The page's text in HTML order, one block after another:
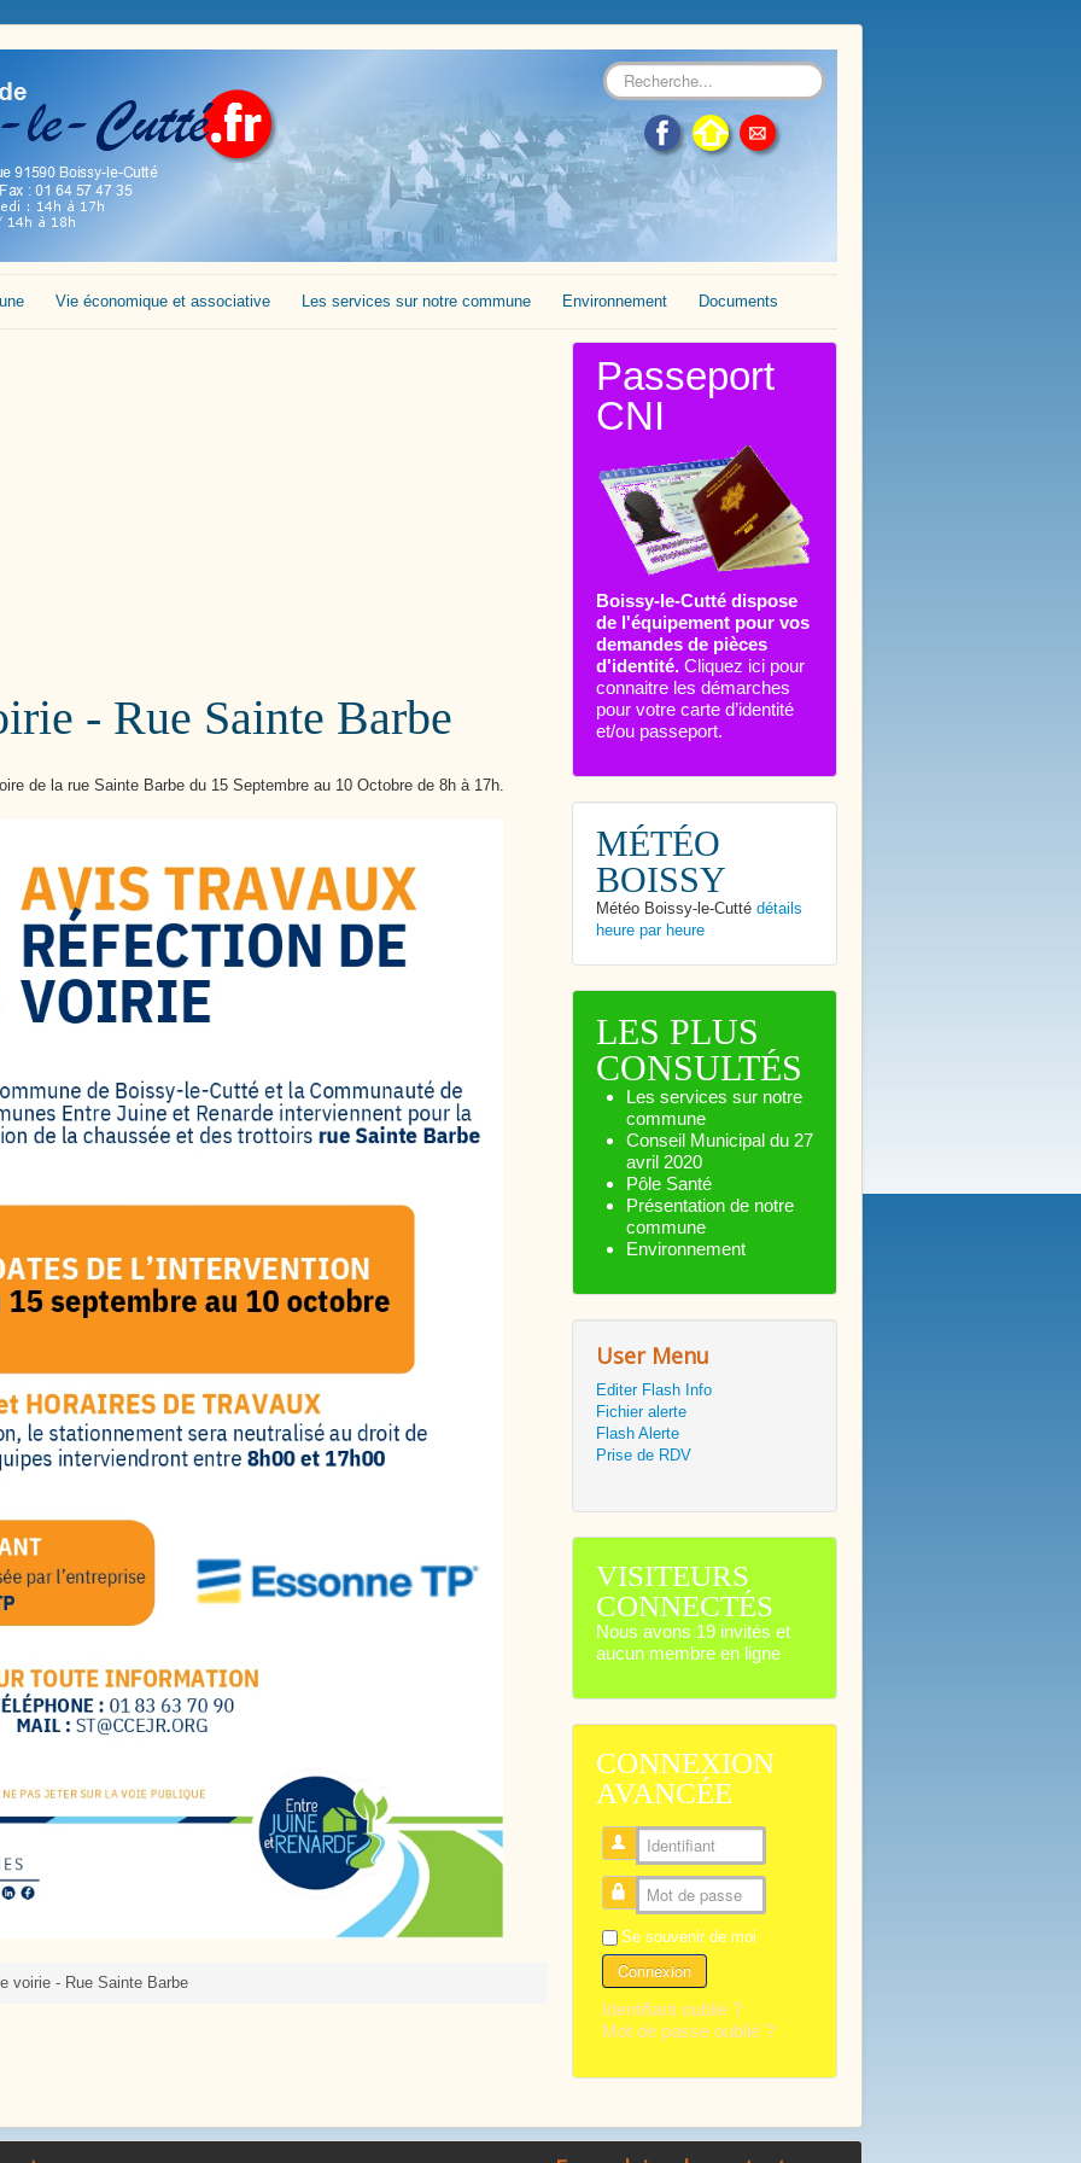
Rechercher
Vie économique et associative Les services sur notre commune Environnement Documents
- Rue Sainte Barbe
de la rue Sainte Barbe du 15 Septembre au 10 Octobre de 8h à 17h.
voirie - Rue Sainte Barbe
Passeport
CNI
Boissy-le-Cutté dispose
de l'équipement pour vos
demandes de pièces
d'identité. Cliquez ici pour
connaitre les démarches
pour votre carte d’identité
et/ou passeport.
MÉTÉO
BOISSY
Météo Boissy-le-Cutté détails
heure par heure
LES PLUS
CONSULTÉS
Les services sur notre
commune
Conseil Municipal du 27
avril 2020
Pôle Santé
Présentation de notre
commune
Environnement
User Menu
Editer Flash Info
Fichier alerte
Flash Alerte
Prise de RDV
VISITEURS
CONNECTÉS
Nous avons 19 invités et
aucun membre en ligne
CONNEXION
AVANCÉE
Identifiant
Mot de passe
Se souvenir de moi
Connexion
Identifiant oublié ?
Mot de passe oublié ?